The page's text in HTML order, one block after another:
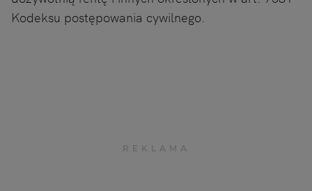
Kodeksu postępowania cywilnego.